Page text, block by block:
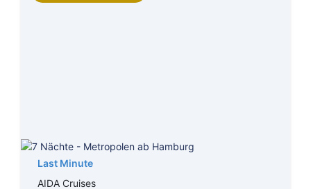
Last Minute
AIDA Cruises